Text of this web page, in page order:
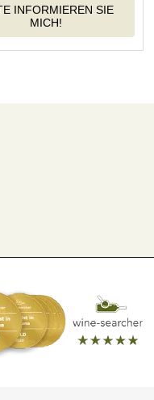
INFORMIEREN SIE
MICH!